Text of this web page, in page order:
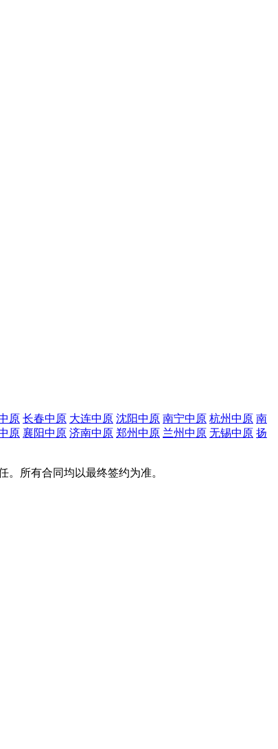
原 长春中原 大连中原 沈阳中原 南宁中原 杭州中原 南
原 襄阳中原 济南中原 郑州中原 兰州中原 无锡中原 扬
所有合同均以最终签约为准。